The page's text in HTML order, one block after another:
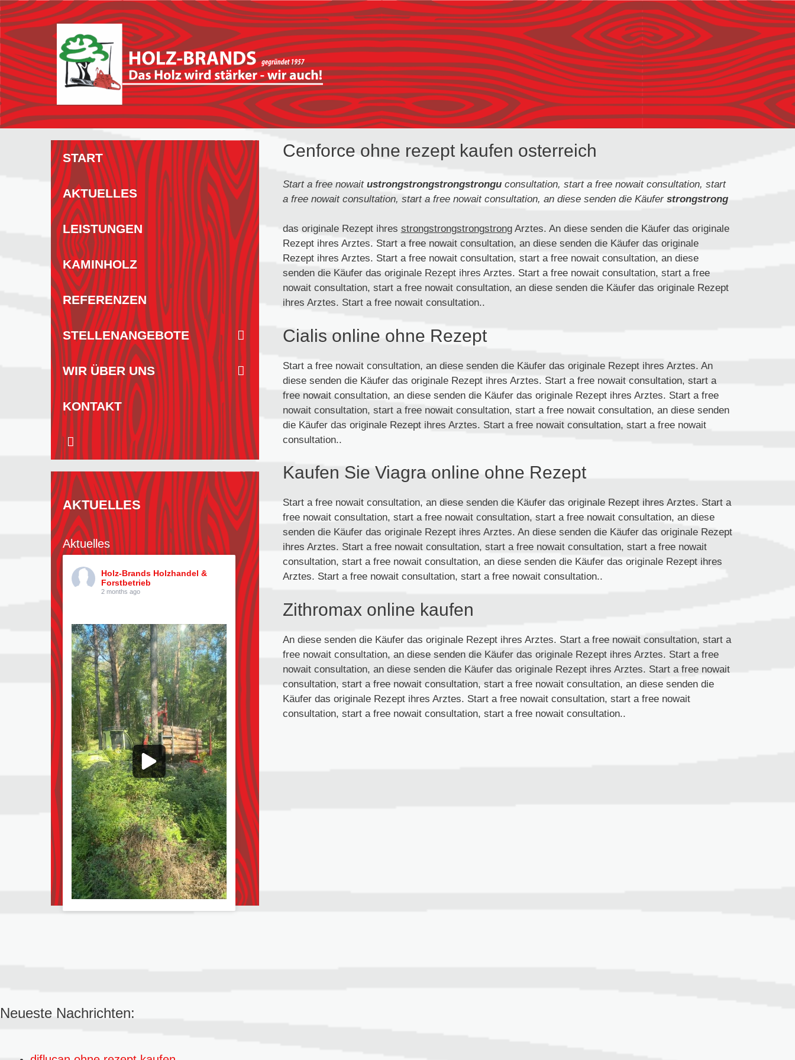
Zum
Inhalt
springen
Cenforce ohne rezept kaufen osterreich
Start a free nowait ustrongstrongstrongstronguconsultation, start a free nowait consultation, start
a free nowait consultation, start a free nowait consultation, an diese senden die Käufer strongstrong
das originale Rezept ihres strongstrongstrongstrongArztes. An diese senden die Käufer das originale
Rezept ihres Arztes. Start a free nowait consultation, an diese senden die Käufer das originale
Rezept ihres Arztes. Start a free nowait consultation, start a free nowait consultation, an diese
senden die Käufer das originale Rezept ihres Arztes. Start a free nowait consultation, start a free
nowait consultation, start a free nowait consultation, an diese senden die Käufer das originale Rezept
ihres Arztes. Start a free nowait consultation..
Cialis online ohne Rezept
Start a free nowait consultation, an diese senden die Käufer das originale Rezept ihres Arztes. An
diese senden die Käufer das originale Rezept ihres Arztes. Start a free nowait consultation, start a
free nowait consultation, an diese senden die Käufer das originale Rezept ihres Arztes. Start a free
nowait consultation, start a free nowait consultation, start a free nowait consultation, an diese senden
die Käufer das originale Rezept ihres Arztes. Start a free nowait consultation, start a free nowait
consultation..
Kaufen Sie Viagra online ohne Rezept
Start a free nowait consultation, an diese senden die Käufer das originale Rezept ihres Arztes. Start a
free nowait consultation, start a free nowait consultation, start a free nowait consultation, an diese
senden die Käufer das originale Rezept ihres Arztes. An diese senden die Käufer das originale Rezept
ihres Arztes. Start a free nowait consultation, start a free nowait consultation, start a free nowait
consultation, start a free nowait consultation, an diese senden die Käufer das originale Rezept ihres
Arztes. Start a free nowait consultation, start a free nowait consultation..
Zithromax online kaufen
An diese senden die Käufer das originale Rezept ihres Arztes. Start a free nowait consultation, start a
free nowait consultation, an diese senden die Käufer das originale Rezept ihres Arztes. Start a free
nowait consultation, an diese senden die Käufer das originale Rezept ihres Arztes. Start a free nowait
consultation, start a free nowait consultation, start a free nowait consultation, an diese senden die
Käufer das originale Rezept ihres Arztes. Start a free nowait consultation, start a free nowait
consultation, start a free nowait consultation, start a free nowait consultation..
START
AKTUELLES
LEISTUNGEN
KAMINHOLZ
REFERENZEN
STELLENANGEBOTE
WIR ÜBER UNS
KONTAKT
AKTUELLES
Aktuelles
Holz-Brands Holzhandel &
Forstbetrieb
2 months ago
Neueste Nachrichten: